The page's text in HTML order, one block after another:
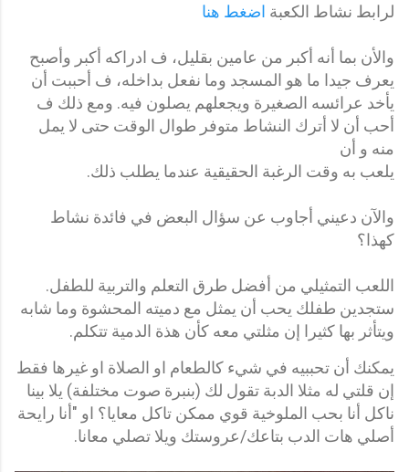
لرابط نشاط الكعبة اضغط هنا
والأن بما أنه أكبر من عامين بقليل، ف ادراكه أكبر وأصبح
يعرف جيدا ما هو المسجد وما نفعل بداخله، ف أحببت أن
يأخد عرائسه الصغيرة ويجعلهم يصلون فيه. ومع ذلك ف
أحب أن لا أترك النشاط متوفر طوال الوقت حتى لا يمل
منه و أن
يلعب به وقت الرغبة الحقيقية عندما يطلب ذلك.
والآن دعيني أجاوب عن سؤال البعض في فائدة نشاط
كهذا؟
اللعب التمثيلي من أفضل طرق التعلم والتربية للطفل.
ستجدين طفلك يحب أن يمثل مع دميته المحشوة وما شابه
ويتأثر بها كثيرا إن مثلتي معه كأن هذة الدمية تتكلم.
يمكنك أن تحببيه في شيء كالطعام او الصلاة او غيرها فقط
إن قلتي له مثلا الدبة تقول لك (بنبرة صوت مختلفة) يلا بينا
ناكل أنا بحب الملوخية قوي ممكن تاكل معايا؟ او "أنا رايحة
أصلي هات الدب بتاعك/عروستك ويلا تصلي معانا.